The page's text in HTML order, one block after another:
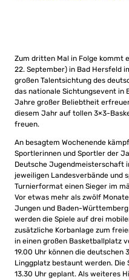
Zum dritten Mal in Folge kommt
22. September) in Bad Hersfeld
großen Talentsichtung des
das nationale Sichtungsevent in
Jahre großer Beliebtheit
diesem Jahr auf tollen 3×3-
freuen.
An besagtem Wochenende
Sportlerinnen und Sportler der
Deutsche Jugendmeisterschaft
jeweiligen Landesverbände und
Turnierformat einen Sieger im
Vor etwas mehr als zwölf
Jungen und Baden-
werden die Spiele auf drei
zusätzliche Korbanlage zum
in einen großen Basketballplatz
19.00 Uhr können die
Linggplatz bestaunt werden. Die
13.30 Uhr geplant. Als weiteres